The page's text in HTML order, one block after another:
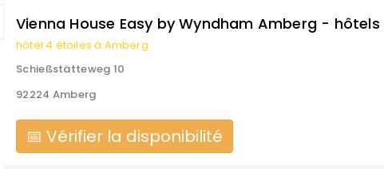
Vienna House Easy by Wyndham Amberg - hôtels
hôtel 4 étoiles à Amberg
Schießstätteweg 10
92224 Amberg
📅 Vérifier la disponibilité